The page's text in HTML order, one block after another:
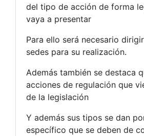
del tipo de acción de forma
vaya a presentar
Para ello será necesario
sedes para su realización.
Además también se destaca
acciones de regulación que
de la legislación
Y además sus tipos se dan
específico que se deben de